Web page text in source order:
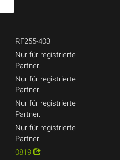
RF255-403
Nur für registrierte
Partner.
Nur für registrierte
Partner.
Nur für registrierte
Partner.
Nur für registrierte
Partner.
0819